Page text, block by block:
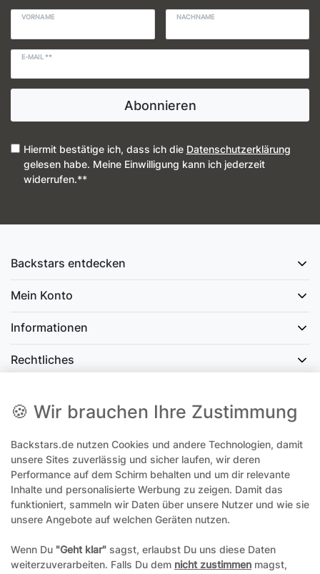
VORNAME NACHNAME
E-MAIL **
Abonnieren
Hiermit bestätige ich, dass ich die Daten­schutz­erklärung
gelesen habe. Meine Einwilligung kann ich jederzeit
widerrufen.**
Backstars entdecken
Mein Konto
Informationen
Rechtliches
office@backstars.de
Wir antworten Ihnen schnellstmöglich. An Sonn- und Feiertagen kann
es evtl. zu Verzögerungen kommen.
07306 306239¹
Freitags am besten zwischen 8-12 Uhr
¹Telefonieren zum üblichen Ortstarif. Verbindugsgebühren für Anrufe
🍪 Wir brauchen Ihre Zustimmung
Backstars.de nutzen Cookies und andere Technologien, damit
unsere Sites zuverlässig und sicher laufen, wir deren
Performance auf dem Schirm behalten und um dir relevante
Inhalte und personalisierte Werbung zu zeigen. Damit das
funktioniert, sammeln wir Daten über unsere Nutzer und wie sie
unsere Angebote auf welchen Geräten nutzen.
Wenn Du "Geht klar" sagst, erlaubst Du uns diese Daten
weiterzuverarbeiten. Falls Du dem nicht zustimmen magst,